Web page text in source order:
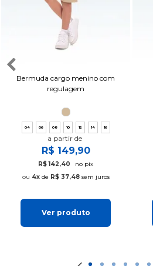
Bermuda cargo menino com
regulagem
04 06 08 10 12 14 16
a partir de
R$ 149,90
R$ 142,40
no pix
4xde R$ 37,48sem juros
Ver produto